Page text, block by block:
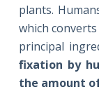
plants.
which
principal
fixation by
the amount